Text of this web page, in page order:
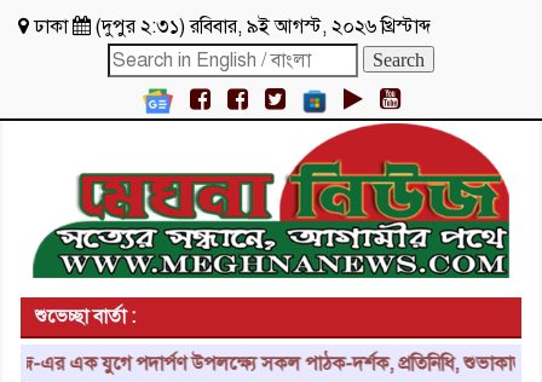
ঢাকা (দুপুর ২:৩১)রবিবার, ৯ই আগস্ট, ২০২৬ খ্রিস্টাব্দ
শুভেচ্ছা বার্তা :
এক যুগে পদার্পণ উপলক্ষ্যে সকল পাঠক-দর্শক, প্রতিনিধি, শুভাকাঙ্ক্ষী,